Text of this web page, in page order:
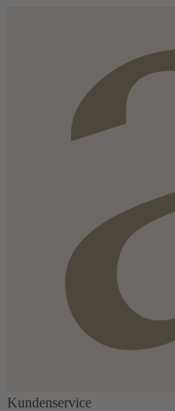
Kundenservice